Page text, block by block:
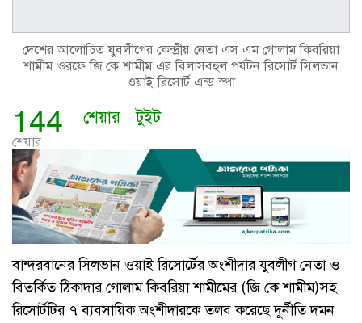
দেশের আলোচিত যুবলীগের কেন্দ্রীয় নেতা এস এম গোলাম কিবরিয়া
শামীম ওরফে জি কে শামীম এর বিলাসবহুল পর্যটন রিসোর্ট সিলভান
ওয়াই রিসোর্ট এন্ড স্পা
144
শেয়ার
শেয়ার টুইট
বান্দরবানের সিলভান ওয়াই রিসোর্টের অংশীদার যুবলীগ নেতা ও
বিতর্কিত ঠিকাদার গোলাম কিবরিয়া শামীমের (জি কে শামীম)সহ
রিসোর্টটির ৭ ব্যবসায়িক অংশীদারকে তলব করেছে দুর্নীতি দমন